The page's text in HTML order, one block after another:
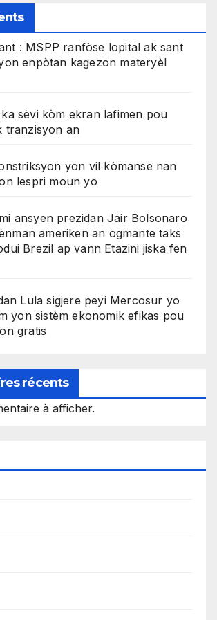
: MSPP ranfòse lopital ak sant
enpòtan kagezon materyèl
sèvi kòm ekran lafimen pou
tranzisyon an
yon vil kòmanse nan
lespri moun yo
ansyen prezidan Jair Bolsonaro
ameriken an ogmante taks
Brezil ap vann Etazini jiska fen
Lula sigjere peyi Mercosur yo
yon sistèm ekonomik efikas pou
gratis
récents
à afficher.